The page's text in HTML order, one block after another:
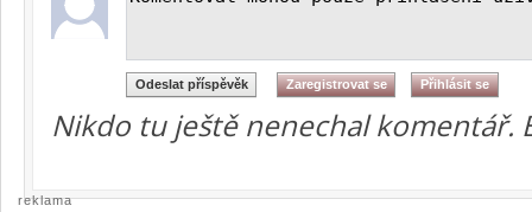
Nikdo tu ještě nenechal komentář.
reklama